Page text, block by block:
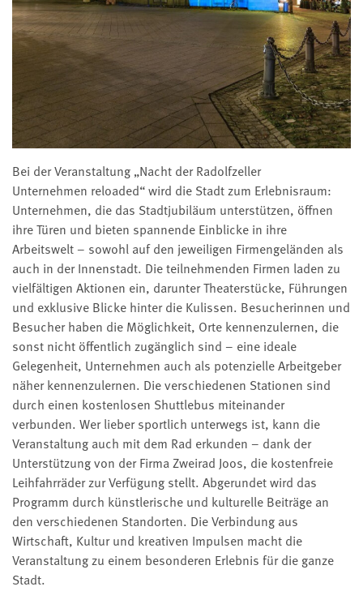
Bei der Veranstaltung „Nacht der Radolfzeller
Unternehmen reloaded“ wird die Stadt zum Erlebnisraum:
Unternehmen, die das Stadtjubiläum unterstützen, öffnen
ihre Türen und bieten spannende Einblicke in ihre
Arbeitswelt – sowohl auf den jeweiligen Firmengeländen als
auch in der Innenstadt. Die teilnehmenden Firmen laden zu
vielfältigen Aktionen ein, darunter Theaterstücke, Führungen
und exklusive Blicke hinter die Kulissen. Besucherinnen und
Besucher haben die Möglichkeit, Orte kennenzulernen, die
sonst nicht öffentlich zugänglich sind – eine ideale
Gelegenheit, Unternehmen auch als potenzielle Arbeitgeber
näher kennenzulernen. Die verschiedenen Stationen sind
durch einen kostenlosen Shuttlebus miteinander
verbunden. Wer lieber sportlich unterwegs ist, kann die
Veranstaltung auch mit dem Rad erkunden – dank der
Unterstützung von der Firma Zweirad Joos, die kostenfreie
Leihfahrräder zur Verfügung stellt. Abgerundet wird das
Programm durch künstlerische und kulturelle Beiträge an
den verschiedenen Standorten. Die Verbindung aus
Wirtschaft, Kultur und kreativen Impulsen macht die
Veranstaltung zu einem besonderen Erlebnis für die ganze
Stadt.